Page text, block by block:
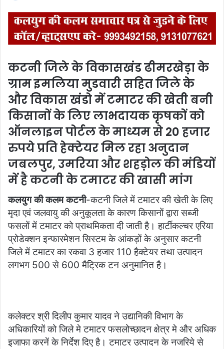
n
d
a
e
m
i
कटनी जिले के विकासखंड ढीमरखेड़ा के
ग्राम इमलिया मुडवारी सहित जिले के
और विकास खंडो में टमाटर की खेती बनी
किसानों के लिए लाभदायक कृषकों को
ऑनलाइन पोर्टल के माध्यम से 20 हजार
रुपये प्रति हेक्टेयर मिल रहा अनुदान
जबलपुर, उमरिया और शहड़ोल की मंडियों
में है कटनी के टमाटर की खासी मांग
कलयुग की कलम कटनी-कटनी जिले में टमाटर की खेती के लिए
मृदा एवं जलवायु की अनुकूलता के कारण किसानों द्वारा सब्जी
फसलों में टमाटर को प्राथमिकता दी जाती है। हार्टीकल्चर एरिया
प्रोडेक्शन इन्फारमेशन सिस्टम के आंकड़ों के अनुसार कटनी
जिले में टमाटर का रकवा 3 हजार 110 हैक्टेयर तथा उत्पादन
लगभग 500 से 600 मैट्रिक टन अनुमानित है।
कलेक्टर श्री दिलीप कुमार यादव ने उद्यानिकी विभाग के
अधिकारियों को जिले मे टमाटर फसलोच्छादन क्षेत्र मे और अधिक
इजाफा करनें के निर्देश दिए है। टमाटर उत्पादन के नजरिये से